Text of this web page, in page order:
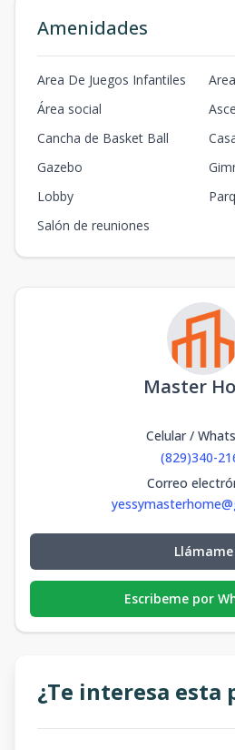
Amenidades
Area De Juegos Infantiles
Área social
Cancha de Basket Ball
Gazebo
Lobby
Salón de reuniones
Master
Celular /
(829)340-
Correo
Llámame
Escribeme por
¿Te interesa esta